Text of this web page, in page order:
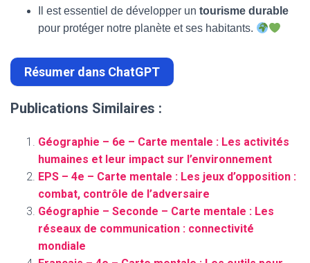
Il est essentiel de développer un tourisme durable
pour protéger notre planète et ses habitants.
Résumer dans ChatGPT
Publications Similaires :
Géographie – 6e – Carte mentale : Les activités
humaines et leur impact sur l’environnement
EPS – 4e – Carte mentale : Les jeux d’opposition :
combat, contrôle de l’adversaire
Géographie – Seconde – Carte mentale : Les
réseaux de communication : connectivité
mondiale